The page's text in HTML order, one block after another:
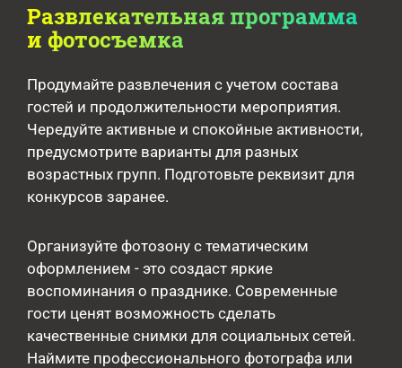
Развлекательная программа
и фотосъемка
Продумайте развлечения с учетом состава
гостей и продолжительности мероприятия.
Чередуйте активные и спокойные активности,
предусмотрите варианты для разных
возрастных групп. Подготовьте реквизит для
конкурсов заранее.
Организуйте фотозону с тематическим
оформлением - это создаст яркие
воспоминания о празднике. Современные
гости ценят возможность сделать
качественные снимки для социальных сетей.
Наймите профессионального фотографа или